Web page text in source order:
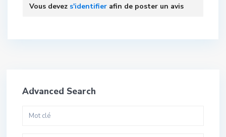
Vous devez s'identifier afin de poster un avis
Advanced Search